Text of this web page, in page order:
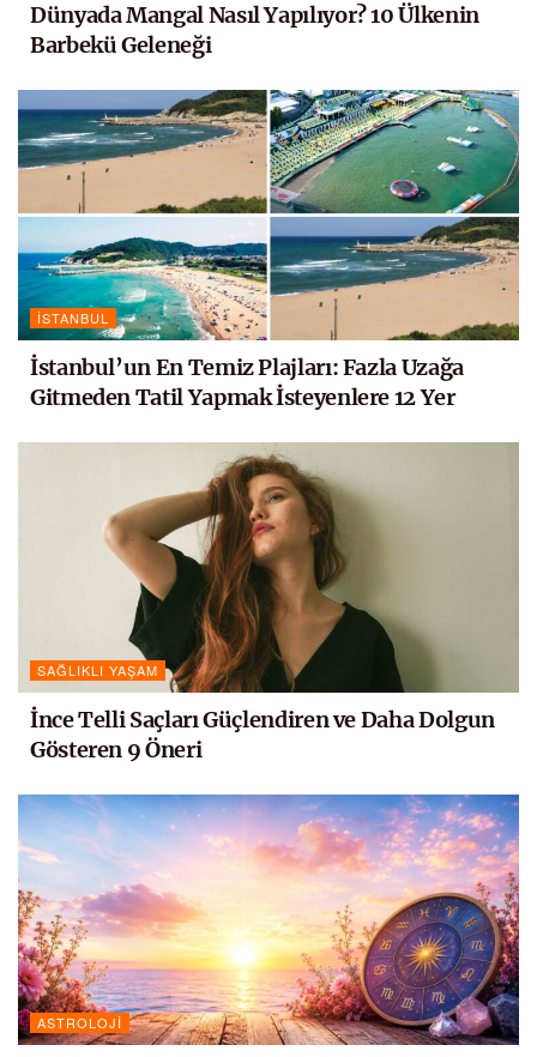
Dünyada Mangal Nasıl Yapılıyor? 10 Ülkenin
Barbekü Geleneği
İSTANBUL
İstanbul’un En Temiz Plajları: Fazla Uzağa
Gitmeden Tatil Yapmak İsteyenlere 12 Yer
SAĞLIKLI YAŞAM
İnce Telli Saçları Güçlendiren ve Daha Dolgun
Gösteren 9 Öneri
ASTROLOJI